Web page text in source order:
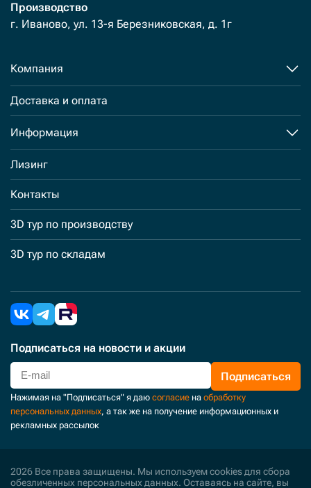
Производство
г. Иваново, ул. 13-я Березниковская, д. 1г
Компания
Доставка и оплата
Информация
Лизинг
Контакты
3D тур по производству
3D тур по складам
Подписаться на новости и акции
Подписаться
Нажимая на "Подписаться" я даю согласие на обработку
персональных данных, а так же на получение информационных и
рекламных рассылок
2026 Все права защищены. Мы используем cookies для сбора
обезличенных персональных данных. Оставаясь на сайте, вы